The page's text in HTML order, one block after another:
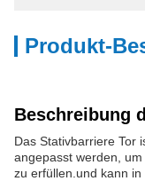
Produkt-
Beschreibung
Das Stativbarriere Tor
angepasst werden,
zu erfüllen.und kann